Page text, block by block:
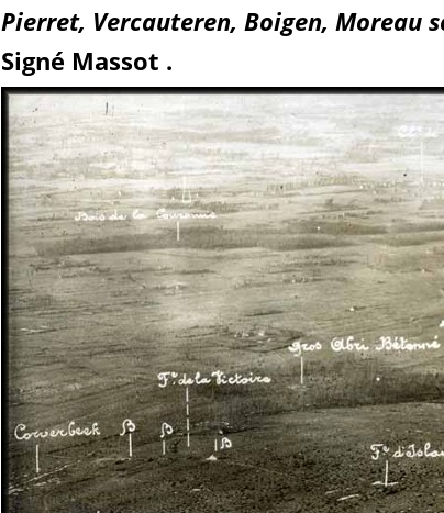
Pierret, Vercauteren, Boigen, Moreau
Signé Massot .